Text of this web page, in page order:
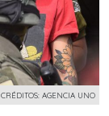
CRÉDITOS: AGENCIA UNO